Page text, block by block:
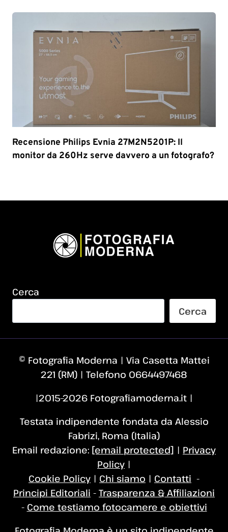
Recensione Philips Evnia 27M2N5201P: Il
monitor da 260Hz serve davvero a un fotografo?
Cerca
Cerca
© Fotografia Moderna | Via Casetta Mattei
221 (RM) | Telefono 0664497468
|2015–2026 Fotografiamoderna.it |
Testata indipendente fondata da Alessio
Fabrizi, Roma (Italia)
Email redazione: [email protected] | Privacy
Policy |
Cookie Policy | Chi siamo | Contatti -
Principi Editoriali - Trasparenza & Affiliazioni
- Come testiamo fotocamere e obiettivi